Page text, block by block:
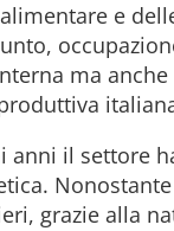
alimentare e
ma
anni il settore
grazie alla